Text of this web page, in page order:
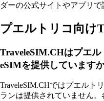
ダーの公式サイトやアプリで
プエルトリコ向け
TraveleSIM.CHはプエ
eSIMを提供しています
TraveleSIM.CHではプエルト
ランは提供されていません